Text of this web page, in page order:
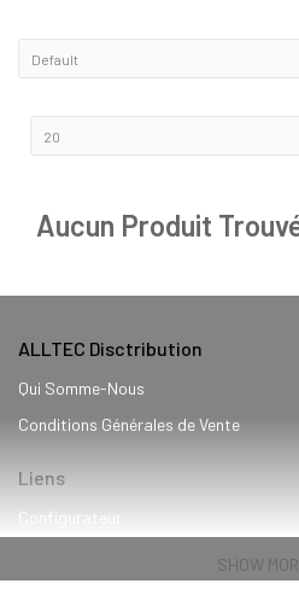
Aucun Produit
ALLTEC Disctribution
Qui Somme-Nous
Conditions Générales de Vente
Liens
Configurateur
SHOW